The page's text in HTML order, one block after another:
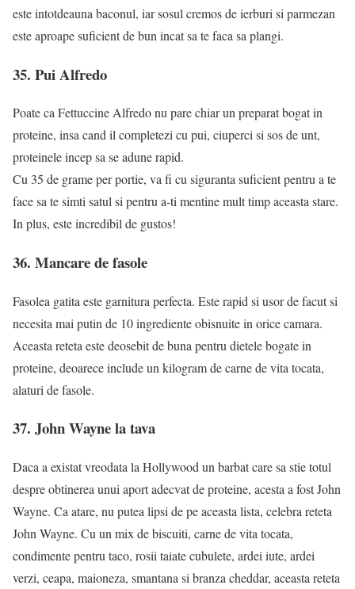
este intotdeauna baconul, iar sosul cremos de ierburi si parmezan
este aproape suficient de bun incat sa te faca sa plangi.
35. Pui Alfredo
Poate ca Fettuccine Alfredo nu pare chiar un preparat bogat in
proteine, insa cand il completezi cu pui, ciuperci si sos de unt,
proteinele incep sa se adune rapid.
Cu 35 de grame per portie, va fi cu siguranta suficient pentru a te
face sa te simti satul si pentru a-ti mentine mult timp aceasta stare.
In plus, este incredibil de gustos!
36. Mancare de fasole
Fasolea gatita este garnitura perfecta. Este rapid si usor de facut si
necesita mai putin de 10 ingrediente obisnuite in orice camara.
Aceasta reteta este deosebit de buna pentru dietele bogate in
proteine, deoarece include un kilogram de carne de vita tocata,
alaturi de fasole.
37. John Wayne la tava
Daca a existat vreodata la Hollywood un barbat care sa stie totul
despre obtinerea unui aport adecvat de proteine, acesta a fost John
Wayne. Ca atare, nu putea lipsi de pe aceasta lista, celebra reteta
John Wayne. Cu un mix de biscuiti, carne de vita tocata,
condimente pentru taco, rosii taiate cubulete, ardei iute, ardei
verzi, ceapa, maioneza, smantana si branza cheddar, aceasta reteta